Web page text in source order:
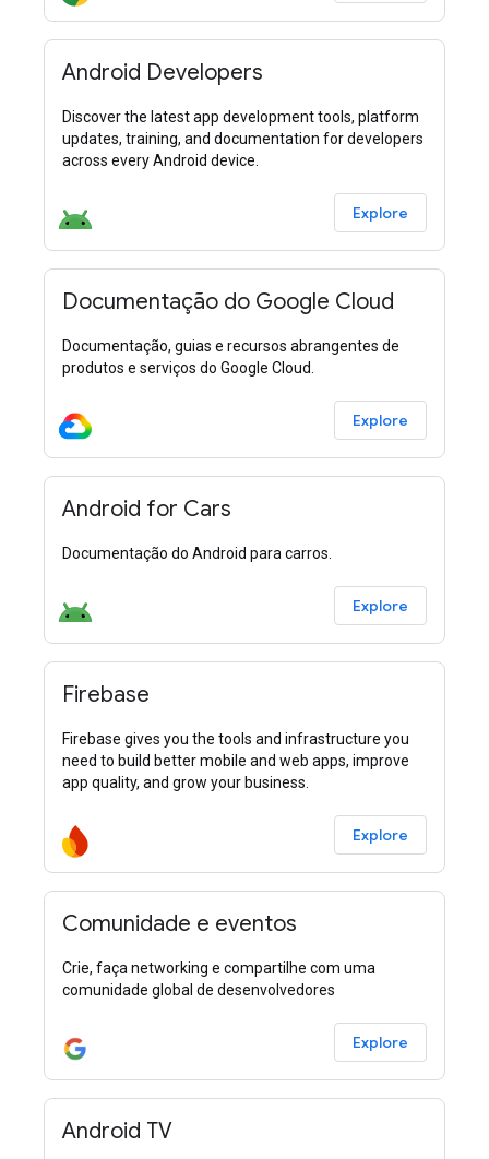
Android Developers
Discover the latest app development tools, platform
updates, training, and documentation for developers
across every Android device.
Explore
Documentação do Google Cloud
Documentação, guias e recursos abrangentes de
produtos e serviços do Google Cloud.
Explore
Android for Cars
Documentação do Android para carros.
Explore
Firebase
Firebase gives you the tools and infrastructure you
need to build better mobile and web apps, improve
app quality, and grow your business.
Explore
Comunidade e eventos
Crie, faça networking e compartilhe com uma
comunidade global de desenvolvedores
Explore
Android TV